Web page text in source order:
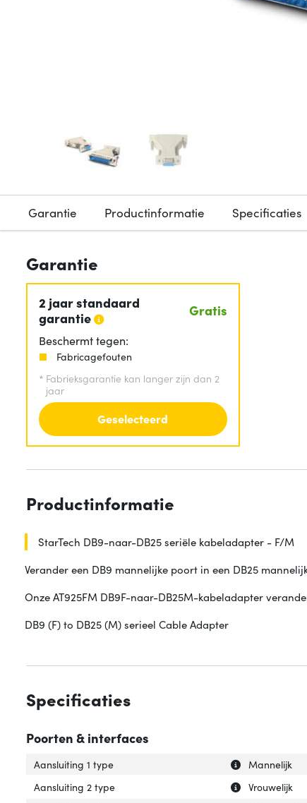
Garantie Productinformatie Specificaties
Garantie
2 jaar standaard
garantie
Gratis
Beschermt tegen:
Fabricagefouten
* Fabrieksgarantie kan langer zijn dan 2
jaar
Geselecteerd
Productinformatie
StarTech DB9-naar-DB25 seriële kabeladapter - F/M
Verander een DB9 mannelijke poort in een DB25
Onze AT925FM DB9F-naar-DB25M-kabeladapter
DB9 (F) to DB25 (M) serieel Cable Adapter
Specificaties
Poorten & interfaces
Uitleg over
Verberg uitleg
Aansluiting 1 type
Mannelijk
Uitleg over
Verberg uitleg
Aansluiting 2 type
Vrouwelijk